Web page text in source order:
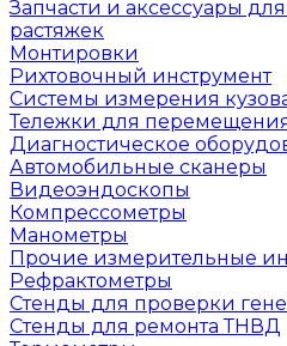
Запчасти и аксессуары
растяжек
Монтировки
Рихтовочный инструмент
Системы измерения
Тележки для
Диагностическое
Автомобильные сканеры
Видеоэндоскопы
Компрессометры
Манометры
Прочие измерительные
Рефрактометры
Стенды для проверки
Стенды для ремонта ТНВД